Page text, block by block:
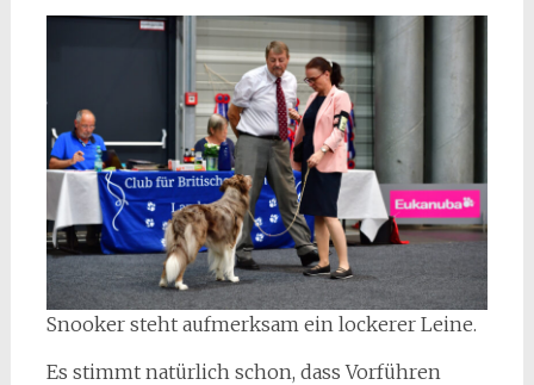
Snooker steht aufmerksam ein lockerer Leine.
Es stimmt natürlich schon, dass Vorführen